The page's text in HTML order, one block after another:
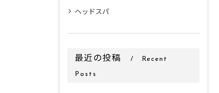
ヘッドスパ
最近の投稿 Recent
Posts